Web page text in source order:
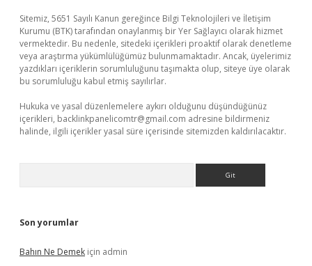
Sitemiz, 5651 Sayılı Kanun gereğince Bilgi Teknolojileri ve İletişim
Kurumu (BTK) tarafından onaylanmış bir Yer Sağlayıcı olarak hizmet
vermektedir. Bu nedenle, sitedeki içerikleri proaktif olarak denetleme
veya araştırma yükümlülüğümüz bulunmamaktadır. Ancak, üyelerimiz
yazdıkları içeriklerin sorumluluğunu taşımakta olup, siteye üye olarak
bu sorumluluğu kabul etmiş sayılırlar.
Hukuka ve yasal düzenlemelere aykırı olduğunu düşündüğünüz
içerikleri, backlinkpanelicomtr@gmail.com adresine bildirmeniz
halinde, ilgili içerikler yasal süre içerisinde sitemizden kaldırılacaktır.
Son yorumlar
Bahın Ne Demek için admin